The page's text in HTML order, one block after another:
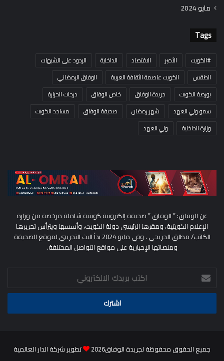
مايو 2024
Tags
#الكويت الأمير الاقتصاد الداخلية
الردود على الشبهات
الطقس
الكويت عاصمة الثقافة العربية
الوفاق الرمضاني
بورصة الكويت
جريدة الوفاق خاص الوفاق
درجات الحرارة
سمو ولي العهد
شهر رمضان صحيفة الوفاق
مساجد الكويت
وزارة الداخلية
ولي العهد
عن الوفاق: ” الوفاق ” صحيفة إلكترونية كويتية شاملة مرخصة من وزارة
الإعلام الكويتية، ومقرها الرئيسي دولة الكويت، وأسسها ويترأس تحريرها
الكاتب/ مطلق الحريجي ، وفي مايو 2024 بدأ البث التجريبي لموقع الصحيفة
ومنصاتها الإخبارية على مواقع التواصل المختلفة.
اكتب
بريدك
الالكتروني
جميع الحقوق محفوظة لجريدة الوفاق2026 تطوير شركة الدار العالمية